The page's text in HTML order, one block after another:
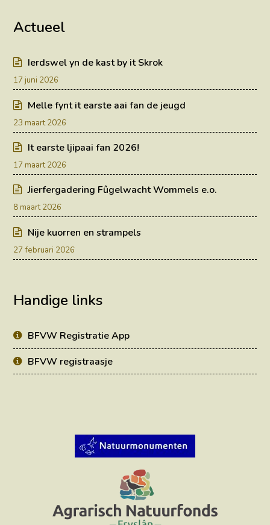
Actueel
Ierdswel yn de kast by it Skrok
17 juni 2026
Melle fynt it earste aai fan de jeugd
23 maart 2026
It earste ljipaai fan 2026!
17 maart 2026
Jierfergadering Fûgelwacht Wommels e.o.
8 maart 2026
Nije kuorren en strampels
27 februari 2026
Handige links
BFVW Registratie App
BFVW registraasje